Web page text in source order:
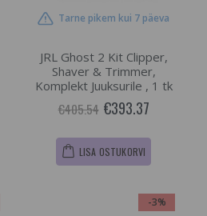
Tarne pikem kui 7 päeva
JRL Ghost 2 Kit Clipper,
Shaver & Trimmer,
Komplekt Juuksurile , 1 tk
€405.54 €393.37
LISA OSTUKORVI
-3%